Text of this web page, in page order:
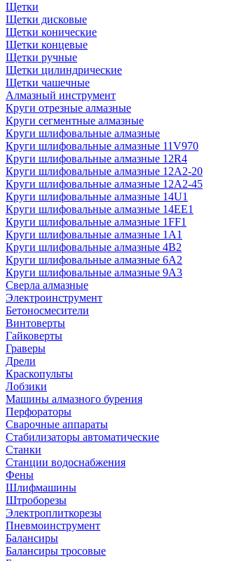
Щетки
Щетки дисковые
Щетки конические
Щетки концевые
Щетки ручные
Щетки цилиндрические
Щетки чашечные
Алмазный инструмент
Круги отрезные алмазные
Круги сегментные алмазные
Круги шлифовальные алмазные
Круги шлифовальные алмазные 11V970
Круги шлифовальные алмазные 12R4
Круги шлифовальные алмазные 12А2-20
Круги шлифовальные алмазные 12А2-45
Круги шлифовальные алмазные 14U1
Круги шлифовальные алмазные 14ЕЕ1
Круги шлифовальные алмазные 1FF1
Круги шлифовальные алмазные 1А1
Круги шлифовальные алмазные 4В2
Круги шлифовальные алмазные 6A2
Круги шлифовальные алмазные 9А3
Сверла алмазные
Электроинструмент
Бетоносмесители
Винтоверты
Гайковерты
Граверы
Дрели
Краскопульты
Лобзики
Машины алмазного бурения
Перфораторы
Сварочные аппараты
Стабилизаторы автоматические
Станки
Станции водоснабжения
Фены
Шлифмашины
Штроборезы
Электроплиткорезы
Пневмоинструмент
Балансиры
Балансиры тросовые